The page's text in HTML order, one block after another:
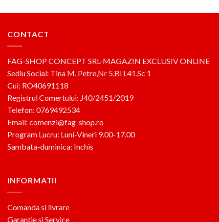
CONTACT
FAG-SHOP CONCEPT SRL-MAGAZIN EXCLUSIV ONLINE
Sediu Social: Tina M. Petre,Nr 5,Bl L41,Sc 1
Cui: RO40691118
Registrul Comertului: J40/2451/2019
Telefon: 0769492534
Email: comenzi@fag-shop.ro
Program Lucru: Luni-Vineri 9.00-17.00
Sambata-duminica: Inchis
INFORMATII
Comanda si livrare
Garantie si Service